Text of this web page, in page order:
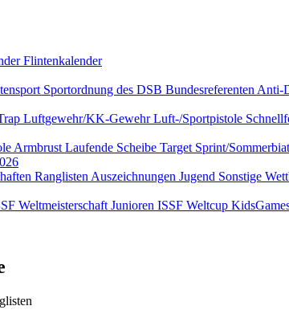
Flintenkalender
Sportordnung des DSB Bundesreferenten Anti-
Luftgewehr/KK-GewehrLuft-/Sportpistole
Armbrust Laufende Scheibe Target Sprint/
Ranglisten Auszeichnungen Jugend Sonstige
Weltmeisterschaft Junioren ISSF Weltcup